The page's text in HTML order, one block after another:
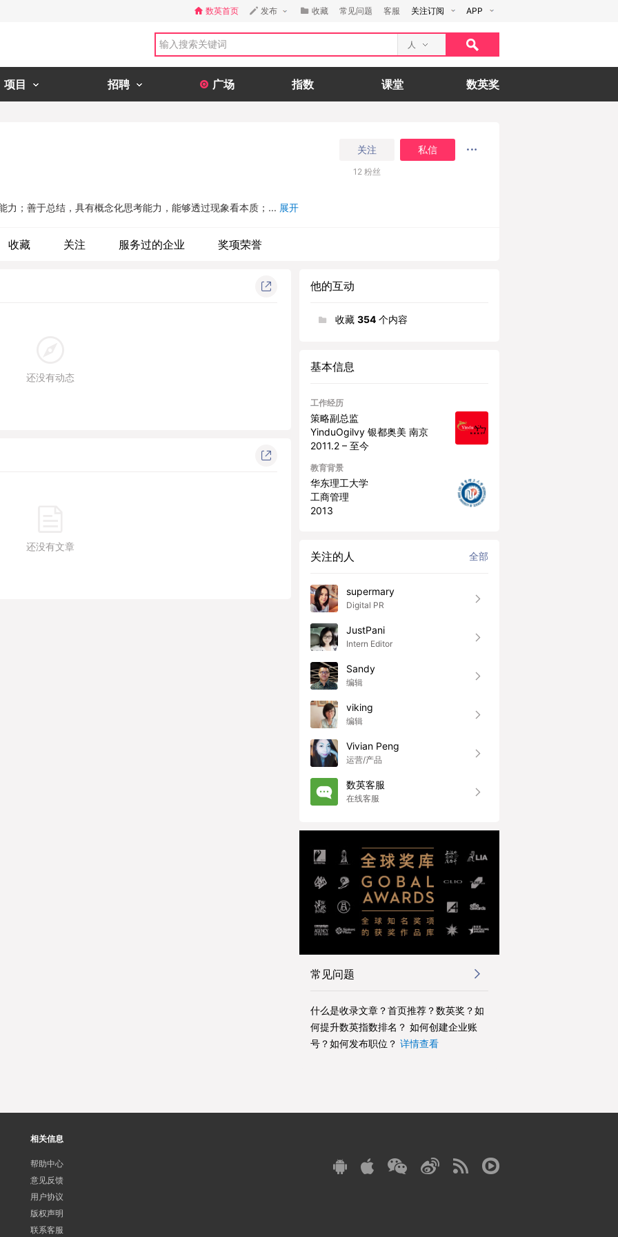
数英首页 发布 收藏 常见问题 客服 关注订阅 APP
人
项目 招聘 广场 指数 课堂 数英奖
关注 私信
12 粉丝
力；善于总结，具有概念化思考能力，能够透过现象看本质；... 展开
收藏 关注 服务过的企业 奖项荣誉
还没有动态
还没有文章
他的互动
收藏 354 个内容
基本信息
工作经历
策略副总监
YinduOgilvy 银都奥美 南京
2011.2 – 至今
教育背景
华东理工大学
工商管理
2013
关注的人 全部
supermary
Digital PR
JustPani
Intern Editor
Sandy
编辑
viking
编辑
Vivian Peng
运营/产品
数英客服
在线客服
常见问题
什么是收录文章？首页推荐？数英奖？如
何提升数英指数排名？ 如何创建企业账
号？如何发布职位？ 详情查看
相关信息
帮助中心
意见反馈
用户协议
版权声明
联系客服